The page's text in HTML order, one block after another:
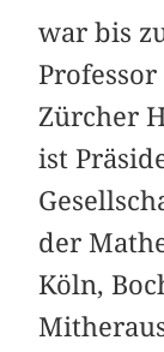
war bis
Zürcher
ist
der
Köln,